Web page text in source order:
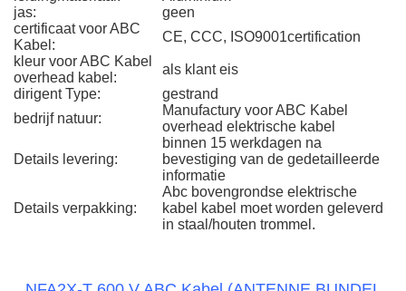
jas:
geen
certificaat voor ABC
Kabel:
CE, CCC, ISO9001certification
kleur voor ABC Kabel
overhead kabel:
als klant eis
dirigent Type:
gestrand
bedrijf natuur:
Manufactury voor ABC Kabel
overhead elektrische kabel
Details levering:
binnen 15 werkdagen na
bevestiging van de gedetailleerde
informatie
Details verpakking:
Abc bovengrondse elektrische
kabel kabel moet worden geleverd
in staal/houten trommel.